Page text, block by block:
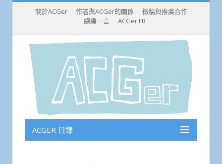
關於ACGer 作者與ACGer的關係
徵稿與推廣合作
總編一言
ACGer FB
ACGER 目錄